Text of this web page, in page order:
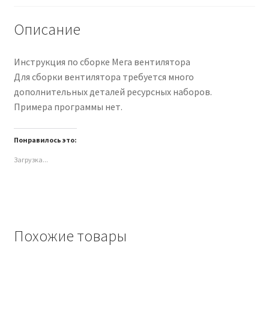
Описание
Инструкция по сборке Мега вентилятора
Для сборки вентилятора требуется много
дополнительных деталей ресурсных наборов.
Примера программы нет.
Понравилось это:
Загрузка...
Похожие товары